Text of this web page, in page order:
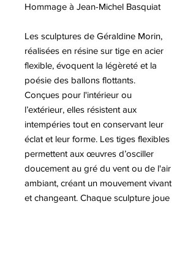
Hommage à Jean-Michel Basquiat
Les sculptures de Géraldine Morin,
réalisées en résine sur tige en acier
flexible, évoquent la légèreté et la
poésie des ballons flottants.
Conçues pour l'intérieur ou
l’extérieur, elles résistent aux
intempéries tout en conservant leur
éclat et leur forme. Les tiges flexibles
permettent aux œuvres d’osciller
doucement au gré du vent ou de l'air
ambiant, créant un mouvement vivant
et changeant. Chaque sculpture joue